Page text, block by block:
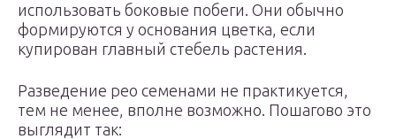
использовать боковые побеги. Они обычно
формируются у основания цветка, если
купирован главный стебель растения.
Разведение рео семенами не практикуется,
тем не менее, вполне возможно. Пошагово это
выглядит так: